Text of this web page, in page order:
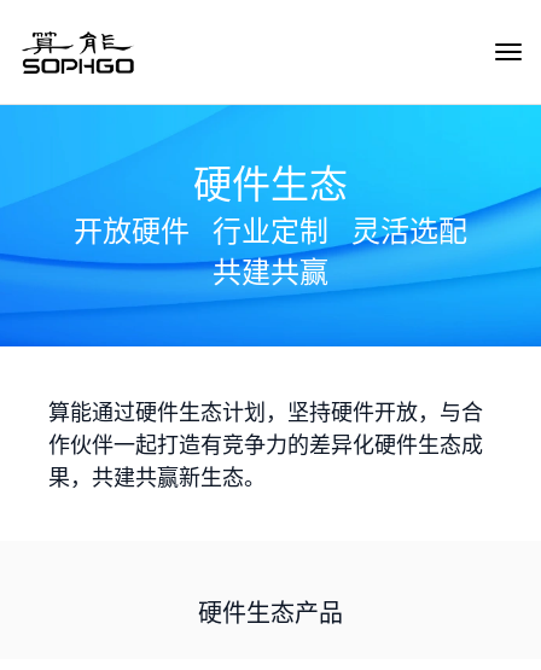
硬件生态
开放硬件 行业定制
灵活选配
共建共赢
算能通过硬件生态计划，坚持硬件开放，与合
作伙伴一起打造有竞争力的差异化硬件生态成
果，共建共赢新生态。
硬件生态产品